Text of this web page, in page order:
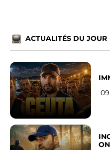
ACTUALITÉS DU JOUR